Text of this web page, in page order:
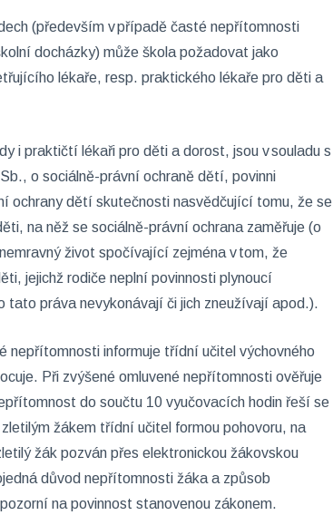
(především v případě časté nepřítomnosti
docházky) může škola požadovat jako
lékaře, resp. praktického lékaře pro děti a
i praktičtí lékaři pro děti a dorost, jsou v souladu s
o sociálně-právní ochraně dětí, povinni
ochrany dětí skutečnosti nasvědčující tomu, že se
na něž se sociálně-právní ochrana zaměřuje (o
život spočívající zejména v tom, že
jejichž rodiče neplní povinnosti plynoucí
tato práva nevykonávají či jich zneužívají apod.).
nepřítomnosti informuje třídní učitel výchovného
Při zvýšené omluvené nepřítomnosti ověřuje
do součtu 10 vyučovacích hodin řeší se
žákem třídní učitel formou pohovoru, na
žák pozván přes elektronickou žákovskou
důvod nepřítomnosti žáka a způsob
na povinnost stanovenou zákonem.